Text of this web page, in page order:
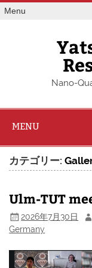
Skip
toMenu
Nano-
MENU
カテゴリー:
Ulm-TUT
2026年7月30日
Germany